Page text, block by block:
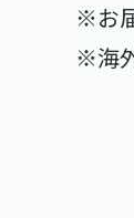
※お
※海